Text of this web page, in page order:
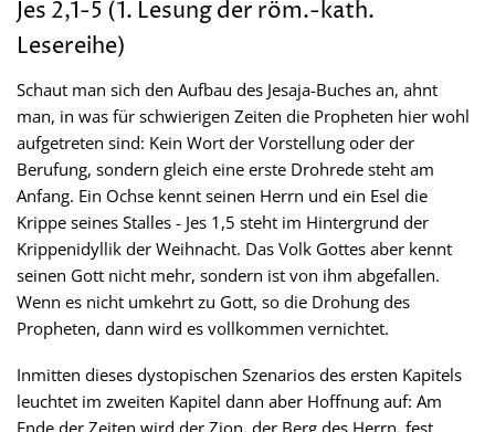
Jes 2,1-5 (1. Lesung der röm.-kath.
Lesereihe)
Schaut man sich den Aufbau des Jesaja-Buches an, ahnt
man, in was für schwierigen Zeiten die Propheten hier wohl
aufgetreten sind: Kein Wort der Vorstellung oder der
Berufung, sondern gleich eine erste Drohrede steht am
Anfang. Ein Ochse kennt seinen Herrn und ein Esel die
Krippe seines Stalles - Jes 1,5 steht im Hintergrund der
Krippenidyllik der Weihnacht. Das Volk Gottes aber kennt
seinen Gott nicht mehr, sondern ist von ihm abgefallen.
Wenn es nicht umkehrt zu Gott, so die Drohung des
Propheten, dann wird es vollkommen vernichtet.
Inmitten dieses dystopischen Szenarios des ersten Kapitels
leuchtet im zweiten Kapitel dann aber Hoffnung auf: Am
Ende der Zeiten wird der Zion, der Berg des Herrn, fest